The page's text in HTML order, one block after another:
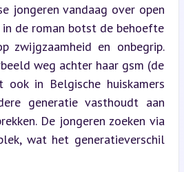
jongeren vandaag over open
in de roman botst de behoefte
zwijgzaamheid en onbegrip.
weg achter haar gsm (de
ook in Belgische huiskamers
generatie vasthoudt aan
De jongeren zoeken via
wat het generatieverschil